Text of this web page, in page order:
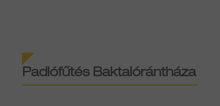
Padlófűtés Baktalórántháza